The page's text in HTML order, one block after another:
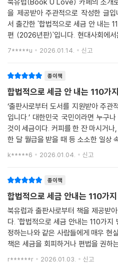
북유럽(Book U Love) 카페의 소개
을 제공받아 주관적으로 작성한 글입
서 출간한 '합법적으로 세금 안 내는
편 (2026년판)'입니다. 현대사회에
택한 생활이 가능하고, 재테크나 개인
7*****u 2026.01.14. 신고
종이책
합법적으로 세금 안 내는 110가
‘출판사로부터 도서를 지원받아 주관
입니다.’ 대한민국 국민이라면 누구
것이 세금이다. 커피를 한 잔 마시거나
한 달 월급을 받을 때 등 소소한 일상
세금들과 마주하게 된다. 이렇게 세금
k*****6 2026.01.04. 신고
종이책
합법적으로 세금 안내는 110가
북유럽과 출판사로부터 책을 제공받
다. '합법적으로 세금 안내는 110가지
정하는나와 같은 사람들에게 매우 현
책은 세금을 회피하거나 편법을 권하
된 공제와 감면 제도를 얼마나 모르
r******r 2026.01.03. 신고